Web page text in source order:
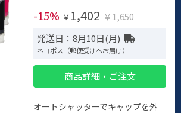
-15% ￥ 1,402 ￥1,650
発送日：8月10日(月)
ネコポス（郵便受けへお届け）
商品詳細・ご注文
オートシャッターでキャップを外